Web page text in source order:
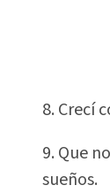
8. Crecí
9. Que
sueños.